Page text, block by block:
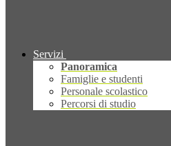
Servizi
Panoramica
Famiglie e studenti
Personale scolastico
Percorsi di studio